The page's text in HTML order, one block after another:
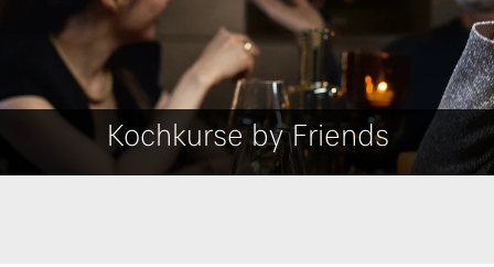
Kochkurse by Friends